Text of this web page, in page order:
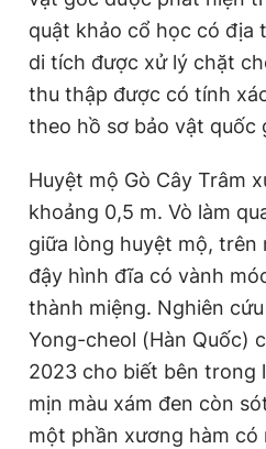
Giấy phép xuất bản số 110/GP -
© 2003-2026 Bản quyền thuộc về
chép dưới mọi hình thức nếu
quật khảo cổ học có địa
di tích được xử lý chặt
thu thập được có tính
theo hồ sơ bảo vật quốc
Huyệt mộ Gò Cây Trâm
khoảng 0,5 m. Vò làm
giữa lòng huyệt mộ, trên
đậy hình đĩa có vành
thành miệng. Nghiên
Yong-cheol (Hàn Quốc)
2023 cho biết bên trong
mịn màu xám đen còn
một phần xương hàm